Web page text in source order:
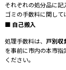
それぞれの処分品に
ゴミの手数料に関して
■ 自己搬入
処理手数料は、 戸別収
を事前に市内の本市
ください。